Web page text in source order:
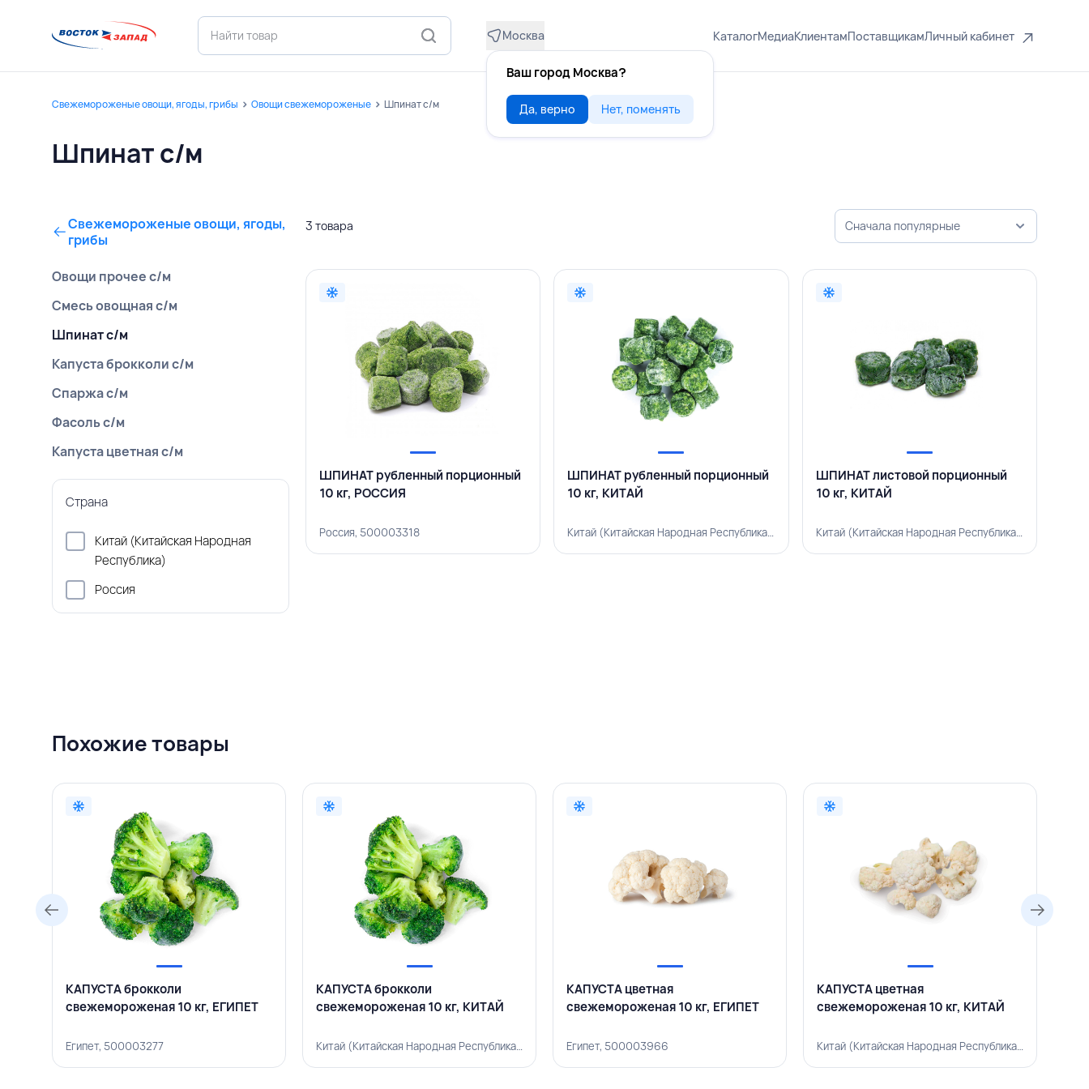
Москва
Ваш город Москва?
Да, верно Нет, поменять
КаталогМедиаКлиентамПоставщикамЛичный кабинет
Свежемороженые овощи, ягоды, грибы Овощи свежемороженые Шпинат с/м
Шпинат с/м
Свежемороженые овощи, ягоды,
грибы
Овощи прочее с/м
Смесь овощная с/м
Шпинат с/м
Капуста брокколи с/м
Спаржа с/м
Фасоль с/м
Капуста цветная с/м
Страна
Китай (Китайская Народная
Республика)
Россия
3 товара Сначала популярные
ШПИНАТ рубленный порционный
10 кг, РОССИЯ
Россия, 500003318
ШПИНАТ рубленный порционный
10 кг, КИТАЙ
Китай (Китайская Народная Республика), 500003625
ШПИНАТ листовой порционный
10 кг, КИТАЙ
Китай (Китайская Народная Республика), 500001241
Похожие товары
КАПУСТА брокколи
свежемороженая 10 кг, ЕГИПЕТ
Египет, 500003277
КАПУСТА брокколи
свежемороженая 10 кг, КИТАЙ
Китай (Китайская Народная Республика), 500001642
КАПУСТА цветная
свежемороженая 10 кг, ЕГИПЕТ
Египет, 500003966
КАПУСТА цветная
свежемороженая 10 кг, КИТАЙ
Китай (Китайская Народная Республика), 500002110